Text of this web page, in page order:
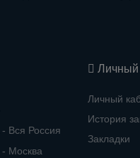
- Вся Россия
- Москва
Личный
Личный
История
Закладки